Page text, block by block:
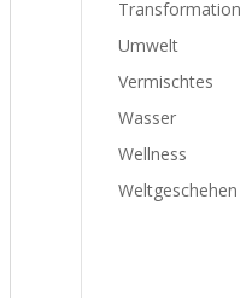
Transformation
Umwelt
Vermischtes
Wasser
Wellness
Weltgeschehen